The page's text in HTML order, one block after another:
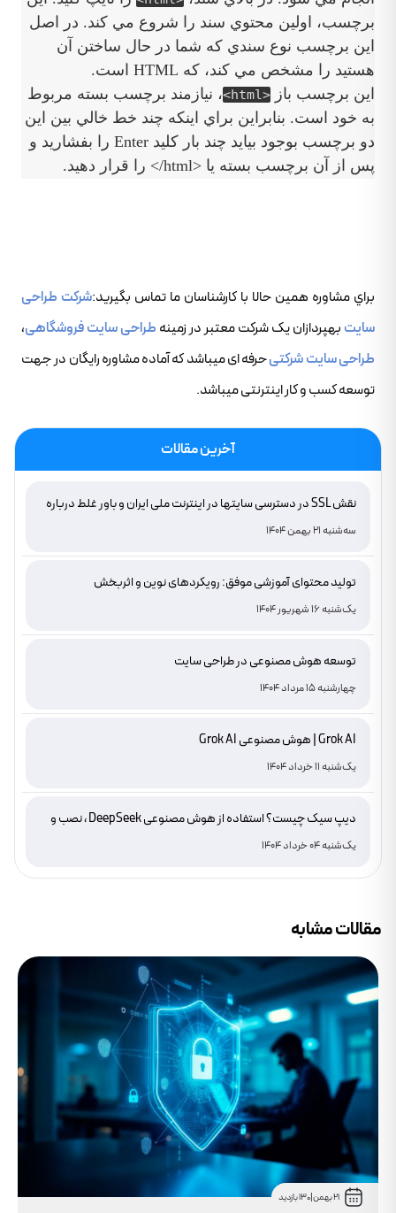
برچسب، اولين محتوي سند را شروع مي کند. در اصل
اين برچسب نوع سندي که شما در حال ساختن آن
هستيد را مشخص مي کند، که HTML است.
اين برچسب باز <html>
، نيازمند برچسب بسته مربوط
به خود است. بنابراين براي اينکه چند خط خالي بين اين
دو برچسب بوجود بيايد چند بار کليد Enter را بفشاريد و
پس از آن برچسب بسته يا <html/> را قرار دهيد.
براي مشاوره همين حالا با کارشناسان ما تماس بگيريد:شرکت طراحی
سایت بهپردازان یک شرکت معتبر در زمینه طراحی سایت فروشگاهی،
طراحی سایت شرکتیحرفه ای میباشد که آماده مشاوره رایگان در جهت
توسعه کسب و کار اینترنتی میباشد.
آخرین مقالات
نقش SSL در دسترسی سایتها در اینترنت ملی ایران و باور غلط درباره
سه‌شنبه 21 بهمن 1404
تولید محتوای آموزشی موفق: رویکردهای نوین و اثربخش
یک‌شنبه 16 شهریور 1404
توسعه هوش مصنوعی در طراحی سایت
چهارشنبه 15 مرداد 1404
Grok AI | هوش مصنوعی Grok AI
یک‌شنبه 11 خرداد 1404
دیپ سیک چیست؟ استفاده از هوش مصنوعی DeepSeek ، نصب و
دانلود
یک‌شنبه 04 خرداد 1404
مقالات مشابه
21 بهمن |130 بازدید